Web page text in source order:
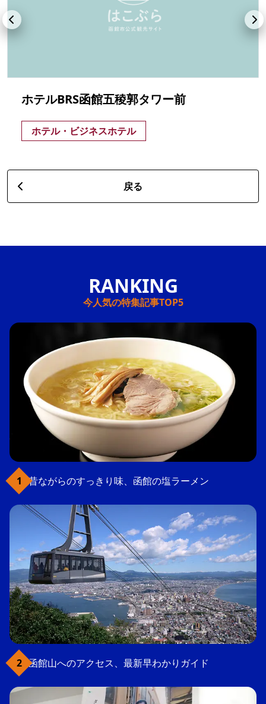
ホテルBRS函館五稜郭タワー前
ホテル・ビジネスホテル
戻る
今人気の特集記事TOP5
昔ながらのすっきり味、函館の塩ラーメン
函館山へのアクセス、最新早わかりガイド